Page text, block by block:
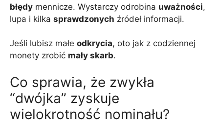
błędy mennicze. Wystarczy odrobina uważności,
lupa i kilka sprawdzonych źródeł informacji.
Jeśli lubisz małe odkrycia, oto jak z codziennej
monety zrobić mały skarb.
Co sprawia, że zwykła
“dwójka” zyskuje
wielokrotność nominału?